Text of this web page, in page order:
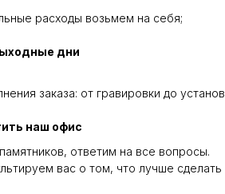
расходы возьмем на себя;
дни
заказа: от гравировки до
наш офис
ответим на все вопросы.
вас о том, что лучше сделать